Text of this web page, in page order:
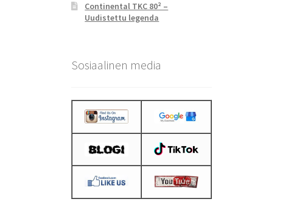
Continental TKC 80² –
Uudistettu legenda
Sosiaalinen media